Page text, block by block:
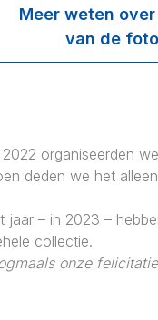
Meer weten
van de
organiseerden
deden we het
jaar – in 2023 –
collectie.
onze